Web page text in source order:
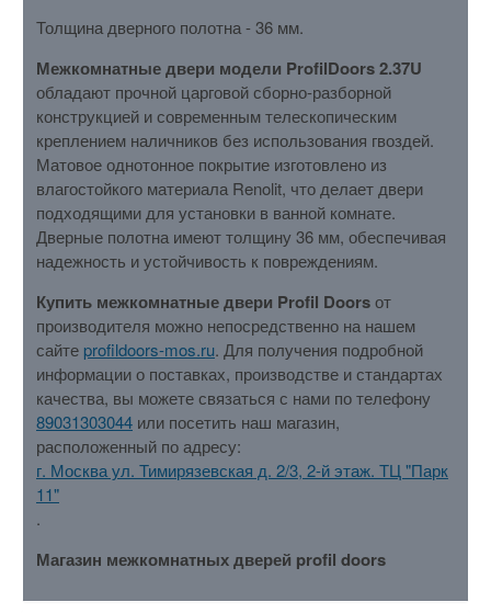
Толщина дверного полотна - 36 мм.
Межкомнатные двери модели ProfilDoors 2.37U
обладают прочной царговой сборно-разборной
конструкцией и современным телескопическим
креплением наличников без использования гвоздей.
Матовое однотонное покрытие изготовлено из
влагостойкого материала Renolit, что делает двери
подходящими для установки в ванной комнате.
Дверные полотна имеют толщину 36 мм, обеспечивая
надежность и устойчивость к повреждениям.
Купить межкомнатные двери Profil Doorsот
производителя можно непосредственно на нашем
сайте profildoors-mos.ru. Для получения подробной
информации о поставках, производстве и стандартах
качества, вы можете связаться с нами по телефону
89031303044 или посетить наш магазин,
расположенный по адресу:
г. Москва ул. Тимирязевская д. 2/3, 2-й этаж. ТЦ "Парк
11"
.
Магазин межкомнатных дверей profil doors